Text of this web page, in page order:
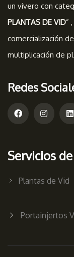
un vivero con
PLANTAS DE VID”
comercialización
multiplicación de
Redes
Servicios
Plantas de Vid
Portainjertos